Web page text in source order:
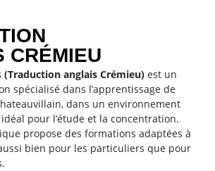
CRÉMIEU
(Traduction anglais Crémieu) est un
spécialisé dans l’apprentissage de
dans un environnement
pour l’étude et la concentration.
propose des formations adaptées à
bien pour les particuliers que pour